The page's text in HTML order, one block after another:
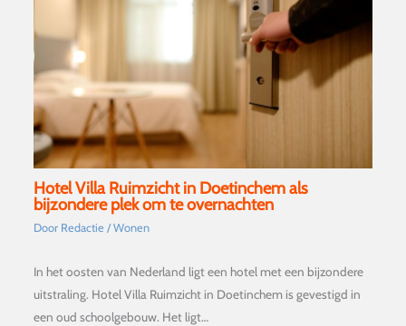
Hotel Villa Ruimzicht in Doetinchem als
bijzondere plek om te overnachten
Door Redactie /Wonen
In het oosten van Nederland ligt een hotel met een bijzondere
uitstraling. Hotel Villa Ruimzicht in Doetinchem is gevestigd in
een oud schoolgebouw. Het ligt…